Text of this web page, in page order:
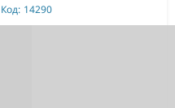
Код: 14290